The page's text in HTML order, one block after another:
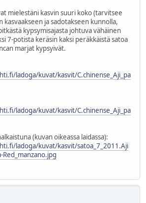
mielestäni kasvin suuri koko (tarvitsee
kasvaakseen ja sadotakseen kunnolla,
kypsymisajasta johtuva vähäinen
7-potista keräsin kaksi peräkkäistä satoa
marjat kypsyivät.
ladoga/kuvat/kasvit/C.chinense_Aji_pa
ladoga/kuvat/kasvit/C.chinense_Aji_pa
(kuvan oikeassa laidassa):
ladoga/kuvat/kasvit/satoa_7_2011.Aji
Red_manzano.jpg